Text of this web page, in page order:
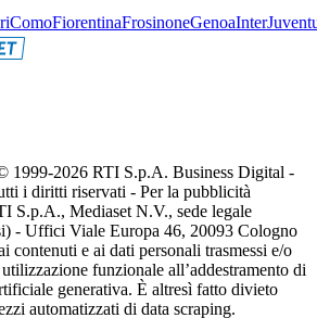
ComoFiorentinaFrosinoneGenoaInter
1999-2026 RTI S.p.A. Business Digital -
i diritti riservati - Per la pubblicità
S.p.A., Mediaset N.V., sede legale
- Uffici Viale Europa 46, 20093 Cologno
contenuti e ai dati personali trasmessi e/o
funzionale all’addestramento di
generativa. È altresì fatto divieto
automatizzati di data scraping.